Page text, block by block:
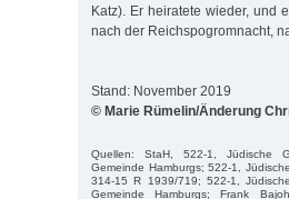
Katz). Er heiratete wieder, und
nach der Reichspogromnacht,
Stand: November 2019
© Marie Rümelin/Änderung
Quellen: StaH, 522-1, Jüdische
Gemeinde Hamburgs; 522-1,
314-15 R 1939/719; 522-1,
Gemeinde Hamburgs; Frank